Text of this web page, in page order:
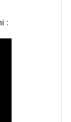
: